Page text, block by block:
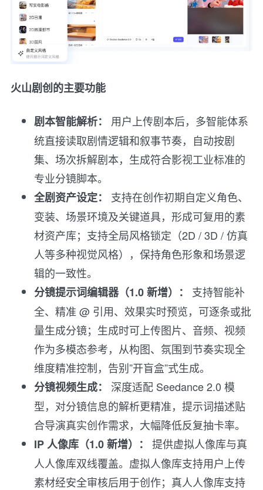
火山剧创的主要功能
剧本智能解析：
用户上传剧本后，多智能体系
统直接读取剧情逻辑和叙事节奏，自动按剧
集、场次拆解剧本，生成符合影视工业标准的
专业分镜脚本。
全剧资产设定：
支持在创作初期自定义角色、
变装、场景环境及关键道具，形成可复用的素
材资产库；支持全局风格锁定（2D / 3D / 仿真
人等多种视觉风格），保持角色形象和场景逻
辑的一致性。
分镜提示词编辑器（1.0 新增）：
支持智能补
全、精准 @ 引用、效果实时预览，可逐条或批
量生成分镜；生成时可上传图片、音频、视频
作为多模态参考，从构图、氛围到节奏实现全
维度精准控制，告别”开盲盒”式生成。
分镜视频生成：
深度适配 Seedance 2.0 模
型，对分镜信息的解析更精准，提示词描述贴
合导演真实创作需求，大幅降低反复抽卡率。
IP 人像库（1.0 新增）：
提供虚拟人像库与真
人人像库双线覆盖。虚拟人像库支持用户上传
素材经安全审核后用于创作；真人人像库支持